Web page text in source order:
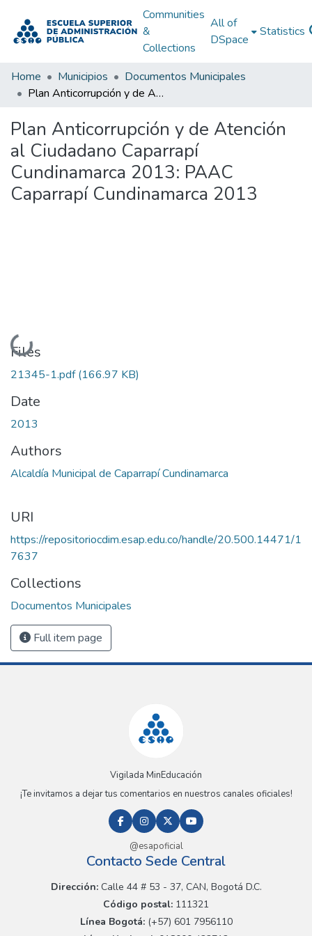
Communities
&
Collections
All of
DSpace
Statistics
Home Municipios
Documentos Municipales
Plan Anticorrupción y de Atención al Ciudadano Caparrapí Cundinamarca 2013: PAAC Caparrapí Cundinamarca 2013
Plan Anticorrupción y de Atención
al Ciudadano Caparrapí
Cundinamarca 2013: PAAC
Caparrapí Cundinamarca 2013
Loading...
Files
21345-1.pdf(166.97 KB)
Date
2013
Authors
Alcaldía Municipal de Caparrapí Cundinamarca
URI
https://repositoriocdim.esap.edu.co/handle/20.500.14471/1
7637
Collections
Documentos Municipales
Full item page
Vigilada MinEducación
¡Te invitamos a dejar tus comentarios en nuestros canales oficiales!
@esapoficial
Contacto Sede Central
Dirección:Calle 44 # 53 - 37, CAN, Bogotá D.C.
Código postal: 111321
Línea Bogotá:(+57) 601 7956110